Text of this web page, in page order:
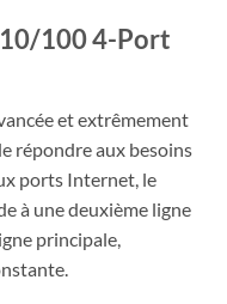
100 4-Port
et extrêmement
répondre aux besoins
ports Internet, le
à une deuxième ligne
principale,